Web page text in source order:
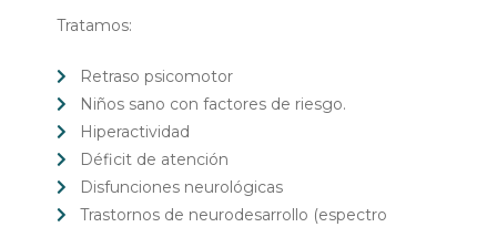
Tratamos:
Retraso psicomotor
Niños sano con factores de riesgo.
Hiperactividad
Déficit de atención
Disfunciones neurológicas
Trastornos de neurodesarrollo (espectro